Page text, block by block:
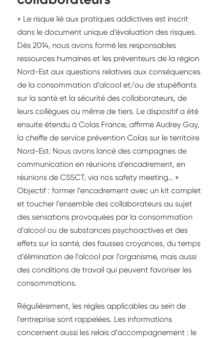
« Le risque lié aux pratiques addictives est inscrit
dans le document unique d’évaluation des risques.
Dès 2014, nous avons formé les responsables
ressources humaines et les préventeurs de la région
Nord-Est aux questions relatives aux conséquences
de la consommation d’alcool et/ou de stupéfiants
sur la santé et la sécurité des collaborateurs, de
leurs collègues ou même de tiers. Le dispositif a été
ensuite étendu à Colas France, affirme Audrey Gay,
la cheffe de service prévention Colas sur le territoire
Nord-Est. Nous avons lancé des campagnes de
communication en réunions d’encadrement, en
réunions de CSSCT, via nos safety meeting… »
Objectif : former l’encadrement avec un kit complet
et toucher l’ensemble des collaborateurs au sujet
des sensations provoquées par la consommation
d’alcool ou de substances psychoactives et des
effets sur la santé, des fausses croyances, du temps
d’élimination de l’alcool par l’organisme, mais aussi
des conditions de travail qui peuvent favoriser les
consommations.
Régulièrement, les règles applicables au sein de
l’entreprise sont rappelées. Les informations
concernent aussi les relais d’accompagnement : le